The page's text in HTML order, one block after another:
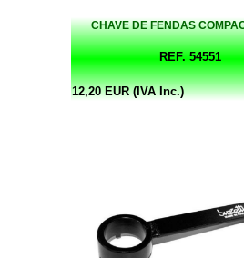
CHAVE DE FENDAS
REF. 54551
12,20 EUR (IVA Inc.)